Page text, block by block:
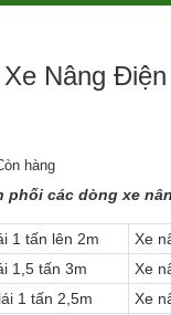
Nâng
hàng
phối các dòng xe
1 tấn lên 2m
Xe
1,5 tấn 3m
Xe
1 tấn 2,5m
Xe